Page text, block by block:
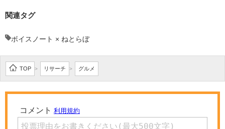
関連タグ
ボイスノート × ねとらぼ
TOP > リサーチ > グルメ